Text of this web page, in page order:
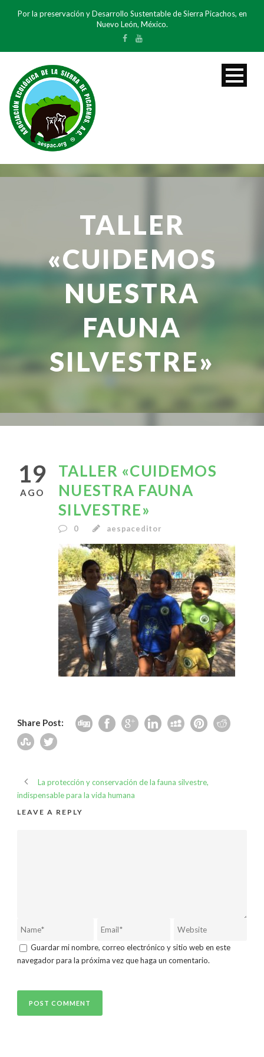
Por la preservación y Desarrollo Sustentable de Sierra Picachos, en
Nuevo León, México.
TALLER
«CUIDEMOS
NUESTRA
FAUNA
SILVESTRE»
19
AGO
TALLER «CUIDEMOS
NUESTRA FAUNA
SILVESTRE»
0 aespaceditor
Share Post:
La protección y conservación de la fauna silvestre,
indispensable para la vida humana
LEAVE A REPLY
Guardar mi nombre, correo electrónico y sitio web en este
navegador para la próxima vez que haga un comentario.